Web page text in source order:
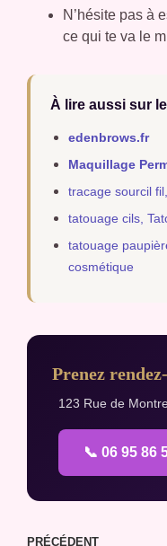
N’hésite pas à
ce qui te va le
À lire aussi sur
edenbrows.fr
Maquillage
tracage sourcil
tatouage cils,
tatouage
cosmétique
Prenez
123 Rue de
📞 06 95 86
PRÉCÉDENT